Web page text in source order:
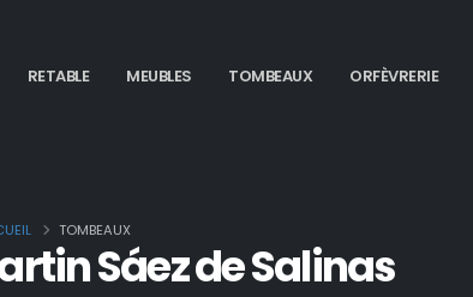
RETABLE MEUBLES TOMBEAUX ORFÈVRERIE
Sáez de Salinas
TOMBEAUX